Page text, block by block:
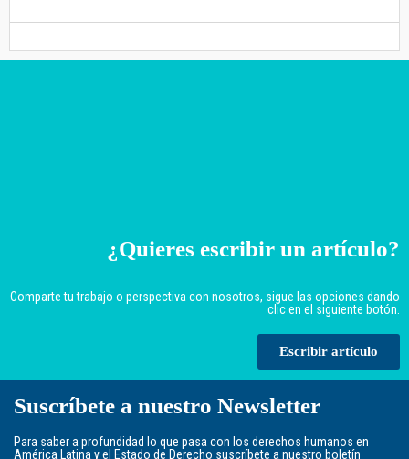
¿Quieres escribir un artículo?
Comparte tu trabajo o perspectiva con nosotros, sigue las opciones dando
clic en el siguiente botón.
Escribir artículo
Suscríbete a nuestro Newsletter
Para saber a profundidad lo que pasa con los derechos humanos en
América Latina y el Estado de Derecho suscríbete a nuestro boletín